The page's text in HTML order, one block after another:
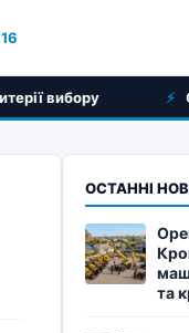
Облаштування
ОСТАННІ
та